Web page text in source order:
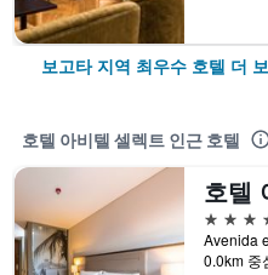
보고타 지역 최우수 호텔 더
호텔 아비텔 셀렉트 인근 호텔
4성급
0.0km 중